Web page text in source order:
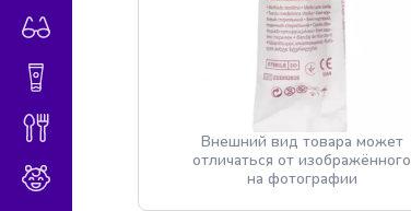
Внешний вид товара может
отличаться от изображённого
на фотографии